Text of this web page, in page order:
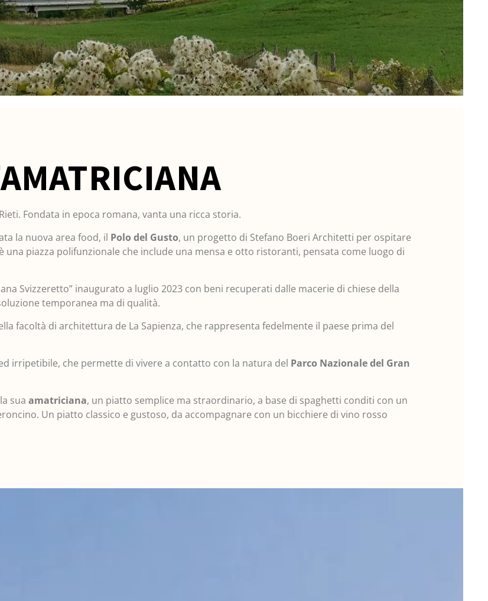
Fondata in epoca romana, vanta una ricca storia.
la nuova area food, il Polo del Gusto, un progetto di Stefano Boeri Architetti per ospitare
una piazza polifunzionale che include una mensa e otto ristoranti, pensata come luogo di
Svizzeretto” inaugurato a luglio 2023 con beni recuperati dalle macerie di chiese della
temporanea ma di qualità.
facoltà di architettura de La Sapienza, che rappresenta fedelmente il paese prima del
irripetibile, che permette di vivere a contatto con la natura del Parco Nazionale del Gran
sua amatriciana, un piatto semplice ma straordinario, a base di spaghetti conditi con un
Un piatto classico e gustoso, da accompagnare con un bicchiere di vino rosso